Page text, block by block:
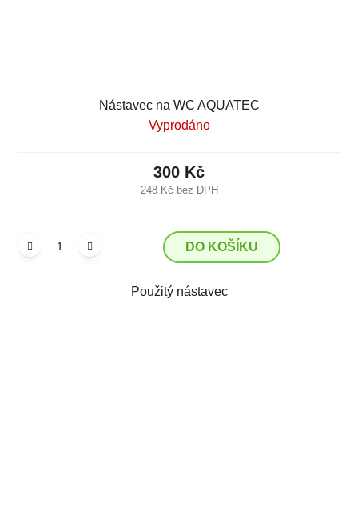
Nástavec na WC AQUATEC
Vyprodáno
248 Kč bez DPH
300 Kč
DO KOŠÍKU
Použitý nástavec